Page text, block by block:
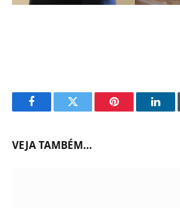
FacebookTwitter Pinterest
VEJA TAMBÉM...